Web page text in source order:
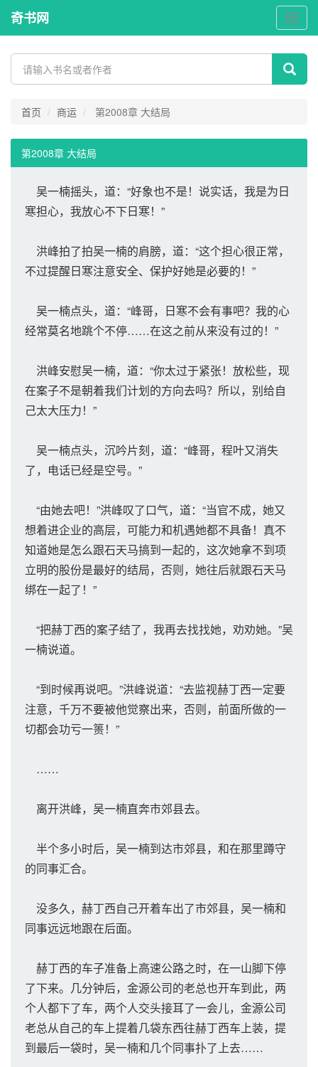
奇
书
奇书网
首页 商运 第2008章 大结局
第2008章 大结局
吴一楠摇头，道：“好象也不是！说实话，我是为日
寒担心，我放心不下日寒！”
洪峰拍了拍吴一楠的肩膀，道：“这个担心很正常，
不过提醒日寒注意安全、保护好她是必要的！”
吴一楠点头，道：“峰哥，日寒不会有事吧？我的心
经常莫名地跳个不停……在这之前从来没有过的！”
洪峰安慰吴一楠，道：“你太过于紧张！放松些，现
在案子不是朝着我们计划的方向去吗？所以，别给自
己太大压力！”
吴一楠点头，沉吟片刻，道：“峰哥，程叶又消失
了，电话已经是空号。”
“由她去吧！”洪峰叹了口气，道：“当官不成，她又
想着进企业的高层，可能力和机遇她都不具备！真不
知道她是怎么跟石天马搞到一起的，这次她拿不到项
立明的股份是最好的结局，否则，她往后就跟石天马
绑在一起了！”
“把赫丁西的案子结了，我再去找找她，劝劝她。”吴
一楠说道。
“到时候再说吧。”洪峰说道：“去监视赫丁西一定要
注意，千万不要被他觉察出来，否则，前面所做的一
切都会功亏一篑！”
……
离开洪峰，吴一楠直奔市郊县去。
半个多小时后，吴一楠到达市郊县，和在那里蹲守
的同事汇合。
没多久，赫丁西自己开着车出了市郊县，吴一楠和
同事远远地跟在后面。
赫丁西的车子准备上高速公路之时，在一山脚下停
了下来。几分钟后，金源公司的老总也开车到此，两
个人都下了车，两个人交头接耳了一会儿，金源公司
老总从自己的车上提着几袋东西往赫丁西车上装，提
到最后一袋时，吴一楠和几个同事扑了上去……